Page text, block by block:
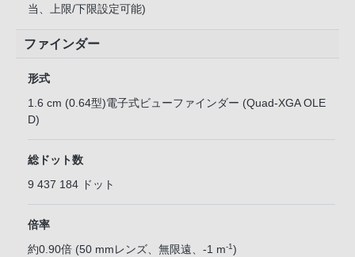
当、上限/下限設定可能)
ファインダー
形式
1.6 cm (0.64型)電子式ビューファインダー (Quad-XGA OLE
D)
総ドット数
9 437 184 ドット
倍率
約0.90倍 (50 mmレンズ、無限遠、-1 m-1)